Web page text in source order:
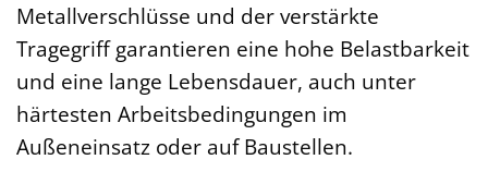
Metallverschlüsse und der verstärkte
Tragegriff garantieren eine hohe Belastbarkeit
und eine lange Lebensdauer, auch unter
härtesten Arbeitsbedingungen im
Außeneinsatz oder auf Baustellen.